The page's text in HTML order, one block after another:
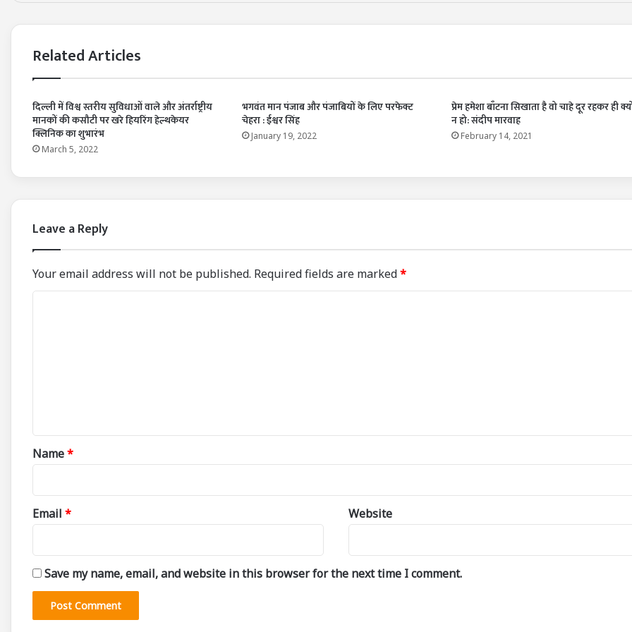
Related Articles
दिल्ली में विश्व स्तरीय सुविधाओं वाले और अंतर्राष्ट्रीय
मानकों की कसौटी पर खरे हियरिंग हेल्थकेयर
क्लिनिक का शुभारंभ
March 5, 2022
भगवंत मान पंजाब और पंजाबियों के लिए परफेक्ट
चेहरा : ईश्वर सिंह
January 19, 2022
प्रेम हमेशा बाँटना सिखाता है वो चाहे दूर रहकर ही
न हो: संदीप मारवाह
February 14, 2021
Leave a Reply
Your email address will not be published. Required fields are marked*
*
Name*
Email * Website
Save my name, email, and website in this browser for the next time I comment.